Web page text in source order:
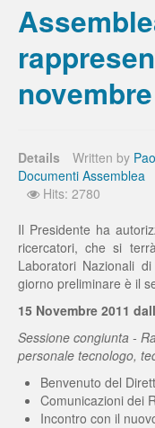
Details Written by
Documenti Assemblea
Hits: 2780
Il Presidente ha
ricercatori, che si
Laboratori Nazionali
giorno preliminare è il
15 Novembre 2011
Sessione congiunta -
personale tecnologo,
Benvenuto del
Comunicazioni dei
Incontro con il